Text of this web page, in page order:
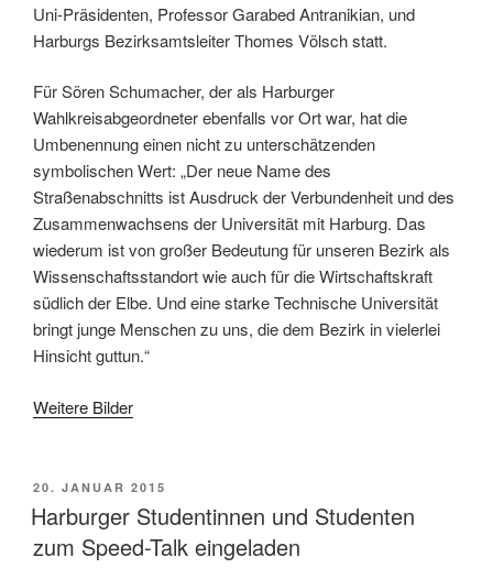
Uni-Präsidenten, Professor Garabed Antranikian, und
Harburgs Bezirksamtsleiter Thomes Völsch statt.
Für Sören Schumacher, der als Harburger
Wahlkreisabgeordneter ebenfalls vor Ort war, hat die
Umbenennung einen nicht zu unterschätzenden
symbolischen Wert: „Der neue Name des
Straßenabschnitts ist Ausdruck der Verbundenheit und des
Zusammenwachsens der Universität mit Harburg. Das
wiederum ist von großer Bedeutung für unseren Bezirk als
Wissenschaftsstandort wie auch für die Wirtschaftskraft
südlich der Elbe. Und eine starke Technische Universität
bringt junge Menschen zu uns, die dem Bezirk in vielerlei
Hinsicht guttun.“
Weitere Bilder
VERÖFFENTLICHT
AM
20. JANUAR 2015
Harburger Studentinnen und Studenten
zum Speed-Talk eingeladen